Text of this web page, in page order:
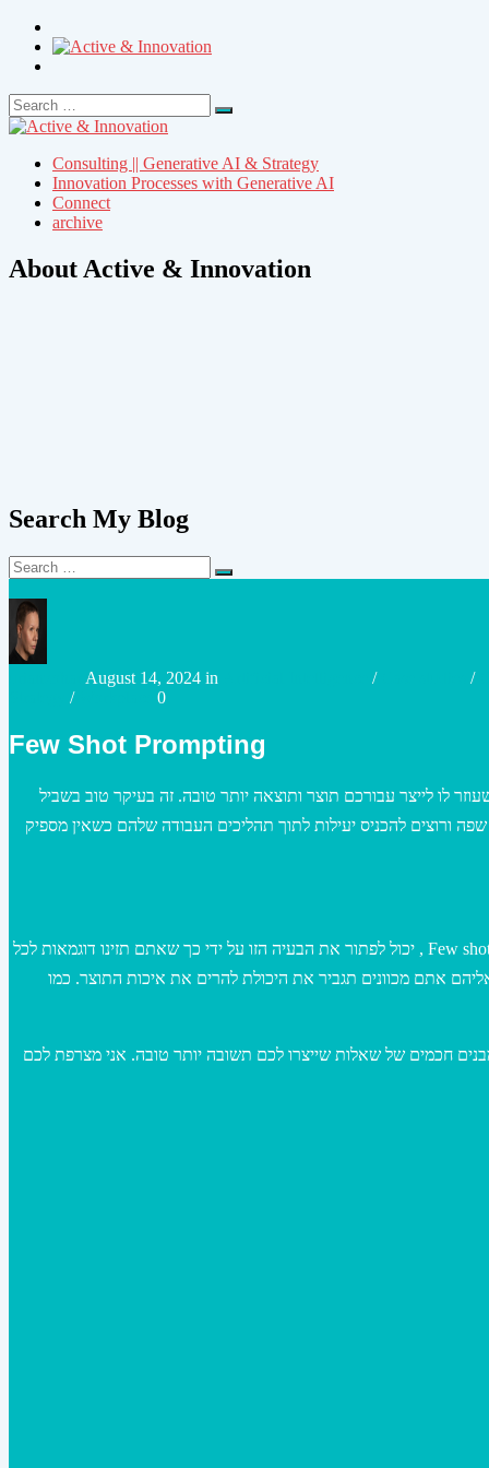
Search
for:
Search
Consulting || Generative AI & Strategy
Innovation Processes with Generative AI
Connect
archive
About Active & Innovation
Search My Blog
Search
for:
Search
August 14, 2024 in / /
/ 0
Few Shot Prompting
לו לייצר עבורכם תוצר ותוצאה יותר טובה. זה בעיקר טוב בשביל
ורוצים להכניס יעילות לתוך תהליכים העבודה שלהם כשאין מספיק
וחוסר במידע רלוונטי לנושא עליו אתם מדברים- Few shot prompting , יכול לפתור את הבעיה הזו על ידי כך שאתם תזינו דוגמאות לכל
אתם מכוונים תגביר את היכולת להרים את איכות התוצר. כמו
חכמים של שאלות שייצרו לכם תשובה יותר טובה. אני מצרפת לכם